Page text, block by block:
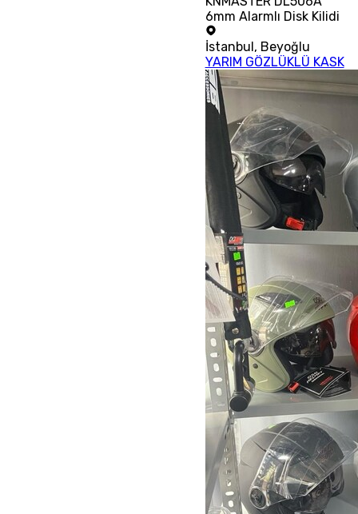
6mm Alarmlı Disk Kilidi
İstanbul, Beyoğlu
YARIM GÖZLÜKLÜ KASK